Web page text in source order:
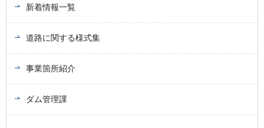
新着情報一覧
道路に関する様式集
事業箇所紹介
ダム管理課